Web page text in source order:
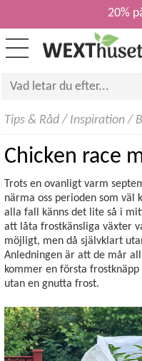
20%
Tips & Råd/ Inspiration/
Chicken race
Trots en ovanligt varm
närma oss perioden som väl
alla fall känns det lite så i
att låta frostkänsliga växter
möjligt, men då självklart
Anledningen är att de mår
kommer en första frostknäpp
utan en gnutta frost.